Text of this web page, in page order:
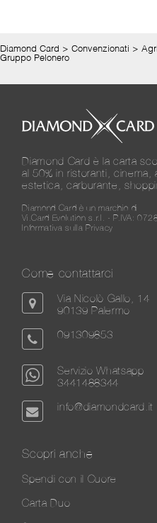
Diamond Card > Convenzionati >
Gruppo Pelonero
Diamond Card è la carta
al 50% in ristoranti, cinema,
estetica, carburante,
Diamond Card è un marchio di
Vi.Card Evolution s.r.l. - P.IVA:
Informativa sulla Privacy
Come contattarci
Via Nicolò Gallo, 14
90139 Palermo
091309853
Servizio Whatsapp
3441488344
info@diamondcard.it
Scopri anche
Spendi con il Cuore
Carta Duo